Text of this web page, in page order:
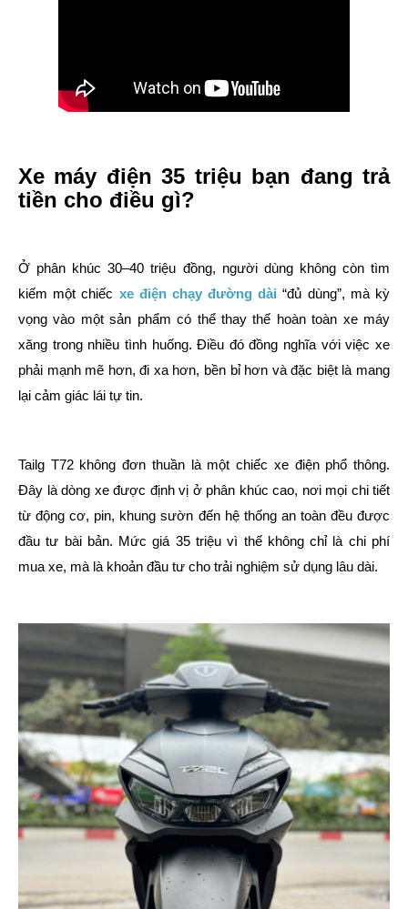
Xe máy điện 35 triệu bạn đang trả
tiền cho điều gì?
Ở phân khúc 30–40 triệu đồng, người dùng không còn tìm
kiếm một chiếc xe điện chạy đường dài “đủ dùng”, mà kỳ
vọng vào một sản phẩm có thể thay thế hoàn toàn xe máy
xăng trong nhiều tình huống. Điều đó đồng nghĩa với việc xe
phải mạnh mẽ hơn, đi xa hơn, bền bỉ hơn và đặc biệt là mang
lại cảm giác lái tự tin.
Tailg T72 không đơn thuần là một chiếc xe điện phổ thông.
Đây là dòng xe được định vị ở phân khúc cao, nơi mọi chi tiết
từ động cơ, pin, khung sườn đến hệ thống an toàn đều được
đầu tư bài bản. Mức giá 35 triệu vì thế không chỉ là chi phí
mua xe, mà là khoản đầu tư cho trải nghiệm sử dụng lâu dài.